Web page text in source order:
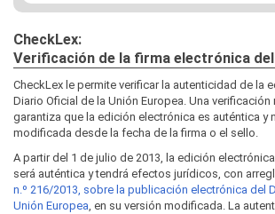
CheckLex:
Verificación de la firma electrónica
CheckLex le permite verificar la autenticidad de la
Diario Oficial de la Unión Europea. Una
garantiza que la edición electrónica es auténtica y
modificada desde la fecha de la firma o el sello.
A partir del 1 de julio de 2013, la edición
será auténtica y tendrá efectos jurídicos, con
n.º 216/2013, sobre la publicación electrónica del
Unión Europea, en su versión modificada. La